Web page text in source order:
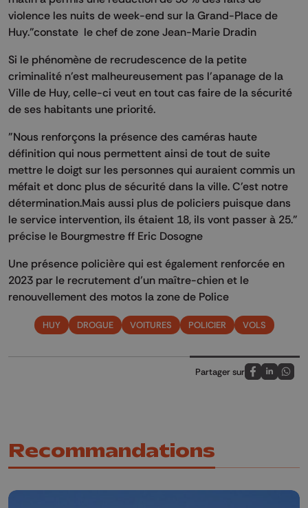
violence les nuits de week-end sur la Grand-Place de
Huy."constate le chef de zone Jean-Marie Dradin
Si le phénomène de recrudescence de la petite
criminalité n'est malheureusement pas l'apanage de la
Ville de Huy, celle-ci veut en tout cas faire de la sécurité
de ses habitants une priorité.
"Nous renforçons la présence des caméras haute
définition qui nous permettent ainsi de tout de suite
mettre le doigt sur les personnes qui auraient commis un
méfait et donc plus de sécurité dans la ville. C'est notre
détermination.Mais aussi plus de policiers puisque dans
le service intervention, ils étaient 18, ils vont passer à 25."
précise le Bourgmestre ff Eric Dosogne
Une présence policière qui est également renforcée en
2023 par le recrutement d’un maître-chien et le
renouvellement des motos la zone de Police
HUY DROGUE VOITURES POLICIER VOLS
Partager sur
Partagez sur
Partagez
Recommandations